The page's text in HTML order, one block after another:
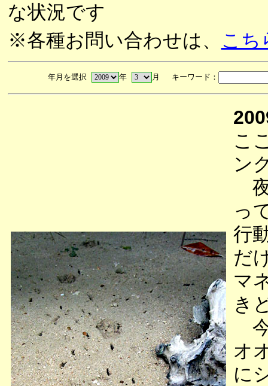
な状況です
※各種お問い合わせは、 こち
年月を選択 年 月 キーワード：
こ
ン
夜
っ
行
だ
マ
き
オ
に